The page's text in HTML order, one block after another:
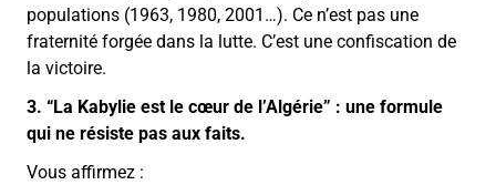
populations (1963, 1980, 2001…). Ce n’est pas une
fraternité forgée dans la lutte. C’est une confiscation de
la victoire.
3. “La Kabylie est le cœur de l’Algérie” : une formule
qui ne résiste pas aux faits.
Vous affirmez :